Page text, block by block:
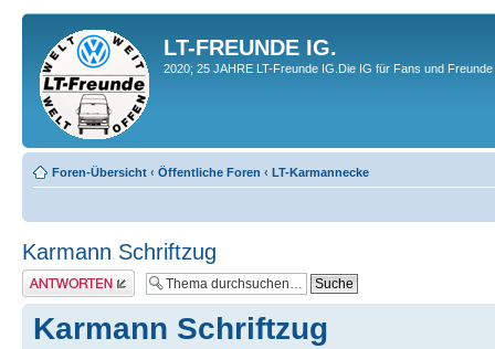
LT-FREUNDE IG.
2020; 25 JAHRE LT-Freunde IG.Die IG für Fans und
Foren-Übersicht ‹ Öffentliche Foren ‹ LT-Karmannecke
Karmann Schriftzug
Antwort erstellen
Karmann Schriftzug